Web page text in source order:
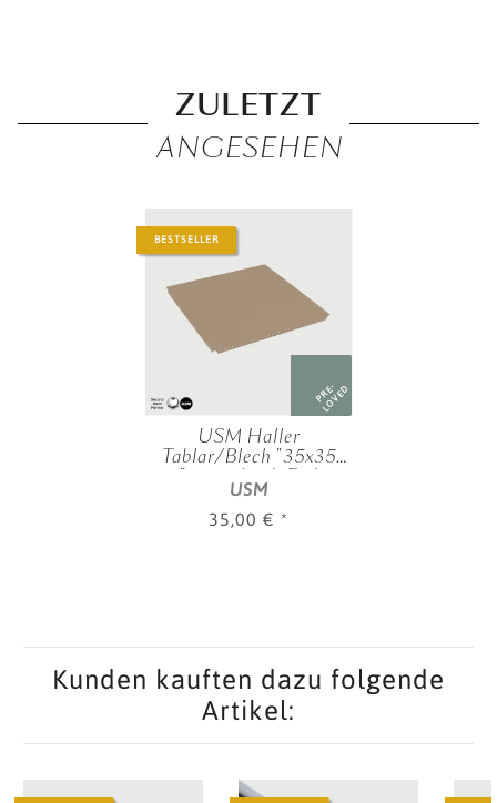
ZULETZT
ANGESEHEN
BESTSELLER
PRE-
LOVED
USM Haller
Tablar/Blech "35x35
cm", verschied. Farben
USM
35,00 € *
Kunden kauften dazu folgende
Artikel: